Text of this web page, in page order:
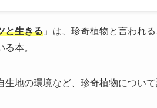
と生きる 」は、珍奇植物と言われ
本。
地の環境など、珍奇植物について